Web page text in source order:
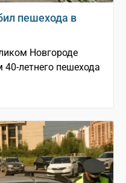
пешехода в
Новгороде
летнего пешехода